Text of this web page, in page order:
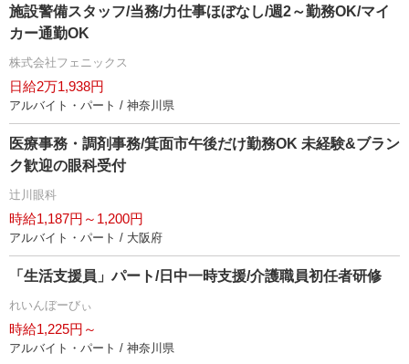
施設警備スタッフ/当務/力仕事ほぼなし/週2～勤務OK/マイ
カー通勤OK
株式会社フェニックス
日給2万1,938円
アルバイト・パート / 神奈川県
医療事務・調剤事務/箕面市午後だけ勤務OK 未経験&ブラン
ク歓迎の眼科受付
辻川眼科
時給1,187円～1,200円
アルバイト・パート / 大阪府
「生活支援員」パート/日中一時支援/介護職員初任者研修
れいんぼーびぃ
時給1,225円～
アルバイト・パート / 神奈川県